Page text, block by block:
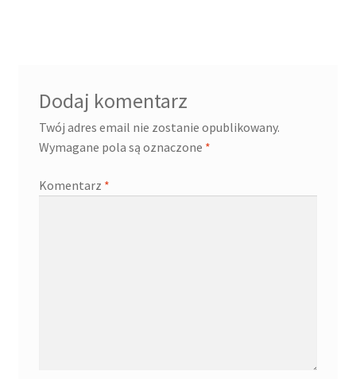
Dodaj komentarz
Twój adres email nie zostanie opublikowany.
Wymagane pola są oznaczone *
Komentarz *